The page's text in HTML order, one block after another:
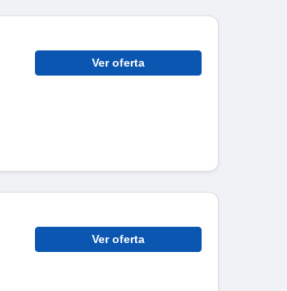
Ver oferta
Ver oferta